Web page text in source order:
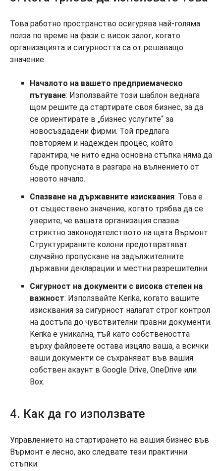
Това работно пространство осигурява най-голяма
полза по време на фази с висок залог, когато
организацията и сигурността са от решаващо
значение:
Началото на вашето предприемаческо
пътуване: Използвайте този шаблон веднага
щом решите да стартирате своя бизнес, за да
се ориентирате в „бизнес услугите“ за
новосъздадени фирми. Той предлага
повторяем и надежден процес, който
гарантира, че нито една основна стъпка няма да
бъде пропусната в разгара на вълнението от
новото начало.
Спазване на държавните изисквания: Това е
от съществено значение, когато трябва да се
уверите, че вашата организация спазва
стриктно законодателството на щата Върмонт.
Структурираните колони предотвратяват
случайно пропускане на задължителните
държавни декларации и местни разрешителни.
Сигурност на документи с висока степен на
важност: Използвайте Kerika, когато вашите
изисквания за сигурност налагат строг контрол
на достъпа до чувствителни правни документи.
Kerika е уникална, тъй като собствеността
върху файловете остава изцяло ваша, а всички
ваши документи се съхраняват във вашия
собствен акаунт в Google Drive, OneDrive или
Box.
4. Как да го използвате
Управлението на стартирането на вашия бизнес във
Върмонт е лесно, ако следвате тези практични
стъпки: